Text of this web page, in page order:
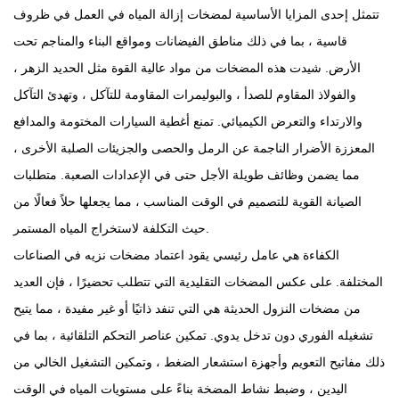
تتمثل إحدى المزايا الأساسية لمضخات إزالة المياه في العمل في ظروف
قاسية ، بما في ذلك مناطق الفيضانات ومواقع البناء والمناجم تحت
الأرض. شيدت هذه المضخات من مواد عالية القوة مثل الحديد الزهر ،
والفولاذ المقاوم للصدأ ، والبوليمرات المقاومة للتآكل ، وتهدئ التآكل
والارتداء والتعرض الكيميائي. تمنع أغطية السيارات المختومة والمدافع
المعززة الأضرار الناجمة عن الرمل والحصى والجزيئات الصلبة الأخرى ،
مما يضمن وظائف طويلة الأجل حتى في الإعدادات الصعبة. متطلبات
الصيانة القوية للتصميم في الوقت المناسب ، مما يجعلها حلاً فعالًا من
الكفاءة هي عامل رئيسي يقود اعتماد مضخات نزيه في الصناعات
المختلفة. على عكس المضخات التقليدية التي تتطلب تحضيرًا ، فإن العديد
من مضخات النزول الحديثة هي التي تنفد ذاتيًا أو غير مفيدة ، مما يتيح
تشغيله الفوري دون تدخل يدوي. تمكين عناصر التحكم التلقائية ، بما في
ذلك مفاتيح التعويم وأجهزة استشعار الضغط ، وتمكين التشغيل الخالي من
اليدين ، وضبط نشاط المضخة بناءً على مستويات المياه في الوقت